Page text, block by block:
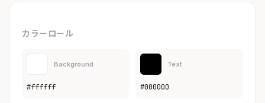
カラーロール
Background
#ffffff
Text
#000000